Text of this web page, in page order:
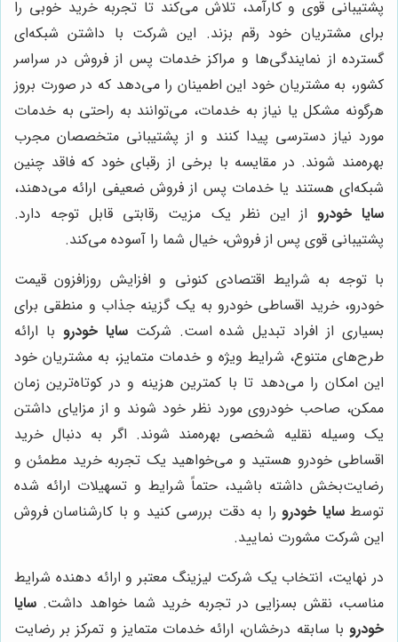
پشتیبانی قوی و کارآمد، تلاش می‌کند تا تجربه خرید خوبی را
برای مشتریان خود رقم بزند. این شرکت با داشتن شبکه‌ای
گسترده از نمایندگی‌ها و مراکز خدمات پس از فروش در سراسر
کشور، به مشتریان خود این اطمینان را می‌دهد که در صورت بروز
هرگونه مشکل یا نیاز به خدمات، می‌توانند به راحتی به خدمات
مورد نیاز دسترسی پیدا کنند و از پشتیبانی متخصصان مجرب
بهره‌مند شوند. در مقایسه با برخی از رقبای خود که فاقد چنین
شبکه‌ای هستند یا خدمات پس از فروش ضعیفی ارائه می‌دهند،
سایا خودرو از این نظر یک مزیت رقابتی قابل توجه دارد.
پشتیبانی قوی پس از فروش، خیال شما را آسوده می‌کند.
با توجه به شرایط اقتصادی کنونی و افزایش روزافزون قیمت
خودرو، خرید اقساطی خودرو به یک گزینه جذاب و منطقی برای
بسیاری از افراد تبدیل شده است. شرکتسایا خودرو با ارائه
طرح‌های متنوع، شرایط ویژه و خدمات متمایز، به مشتریان خود
این امکان را می‌دهد تا با کمترین هزینه و در کوتاه‌ترین زمان
ممکن، صاحب خودروی مورد نظر خود شوند و از مزایای داشتن
یک وسیله نقلیه شخصی بهره‌مند شوند. اگر به دنبال خرید
اقساطی خودرو هستید و می‌خواهید یک تجربه خرید مطمئن و
رضایت‌بخش داشته باشید، حتماً شرایط و تسهیلات ارائه شده
توسطسایا خودرو را به دقت بررسی کنید و با کارشناسان فروش
این شرکت مشورت نمایید.
در نهایت، انتخاب یک شرکت لیزینگ معتبر و ارائه دهنده شرایط
مناسب، نقش بسزایی در تجربه خرید شما خواهد داشت. سایا
خودرو با سابقه درخشان، ارائه خدمات متمایز و تمرکز بر رضایت